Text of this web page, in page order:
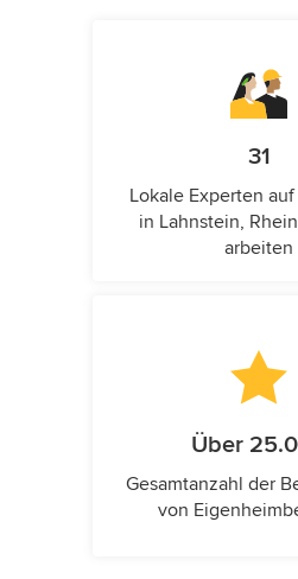
31
Lokale Experten
in Lahnstein,
arbeiten
Über
Gesamtanzahl der
von